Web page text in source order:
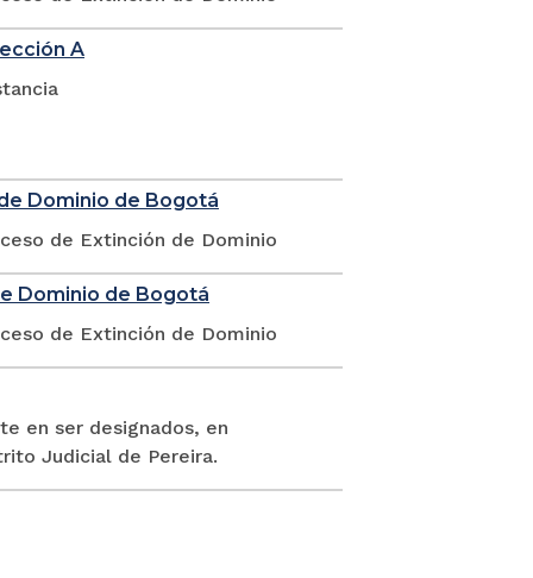
A
Dominio de Bogotá
de Extinción de Dominio
Dominio de Bogotá
de Extinción de Dominio
en ser designados, en
Judicial de Pereira.